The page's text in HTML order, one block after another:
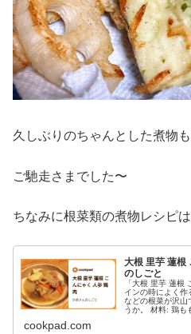
久しぶりのちゃんとした煮物
ご馳走さまでした〜
ちなみに根菜類の煮物レシピ
大根 里芋 蓮根
のしごと
「大根 里芋 蓮根
インの時によく作
などの根菜が沢山
うか。 材料: 鶏も
cookpad.com